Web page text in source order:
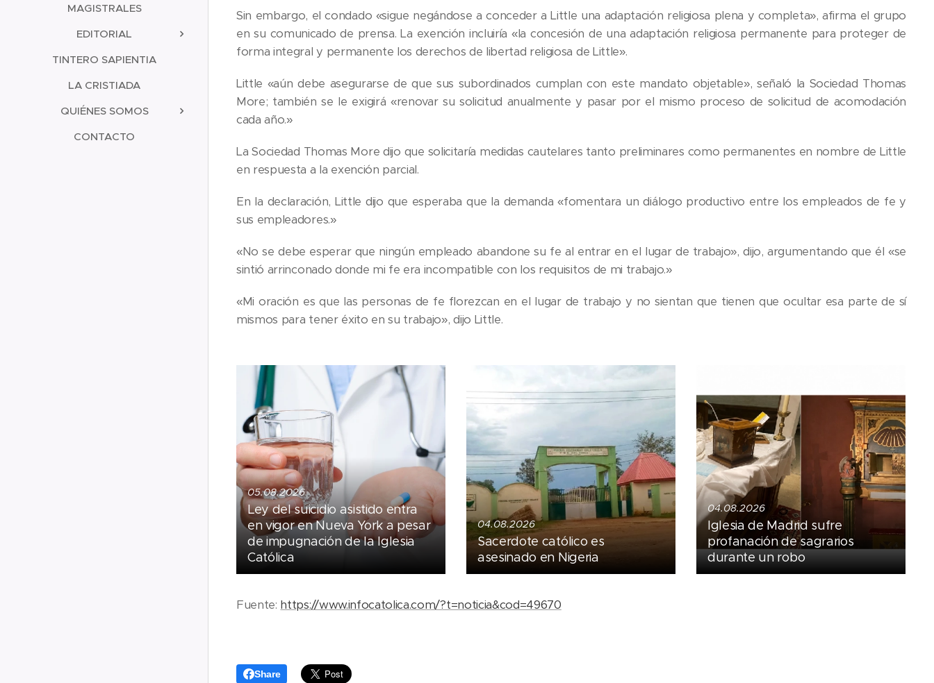
MAGISTRALES
EDITORIAL
TINTERO SAPIENTIA
LA CRISTIADA
QUIÉNES SOMOS
CONTACTO
Sin embargo, el condado «sigue negándose a conceder a Little una adaptación religiosa plena y completa», afirma el grupo
en su comunicado de prensa. La exención incluiría «la concesión de una adaptación religiosa permanente para proteger de
forma integral y permanente los derechos de libertad religiosa de Little».
Little «aún debe asegurarse de que sus subordinados cumplan con este mandato objetable», señaló la Sociedad Thomas
More; también se le exigirá «renovar su solicitud anualmente y pasar por el mismo proceso de solicitud de acomodación
cada año.»
La Sociedad Thomas More dijo que solicitaría medidas cautelares tanto preliminares como permanentes en nombre de Little
en respuesta a la exención parcial.
En la declaración, Little dijo que esperaba que la demanda «fomentara un diálogo productivo entre los empleados de fe y
sus empleadores.»
«No se debe esperar que ningún empleado abandone su fe al entrar en el lugar de trabajo», dijo, argumentando que él «se
sintió arrinconado donde mi fe era incompatible con los requisitos de mi trabajo.»
«Mi oración es que las personas de fe florezcan en el lugar de trabajo y no sientan que tienen que ocultar esa parte de sí
mismos para tener éxito en su trabajo», dijo Little.
05.08.2026
Ley del suicidio asistido entra
en vigor en Nueva York a pesar
de impugnación de la Iglesia
Católica
04.08.2026
Sacerdote católico es
asesinado en Nigeria
04.08.2026
Iglesia de Madrid sufre
profanación de sagrarios
durante un robo
Fuente: https://www.infocatolica.com/?t=noticia&cod=49670
Share